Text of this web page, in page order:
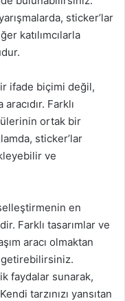
sticker’lar
katılımcılarla
ifade biçimi değil,
Farklı
ortak bir
sticker’lar
ve
en
Farklı tasarımlar ve
aracı olmaktan
getirebilirsiniz.
faydalar sunarak,
tarzınızı yansıtan